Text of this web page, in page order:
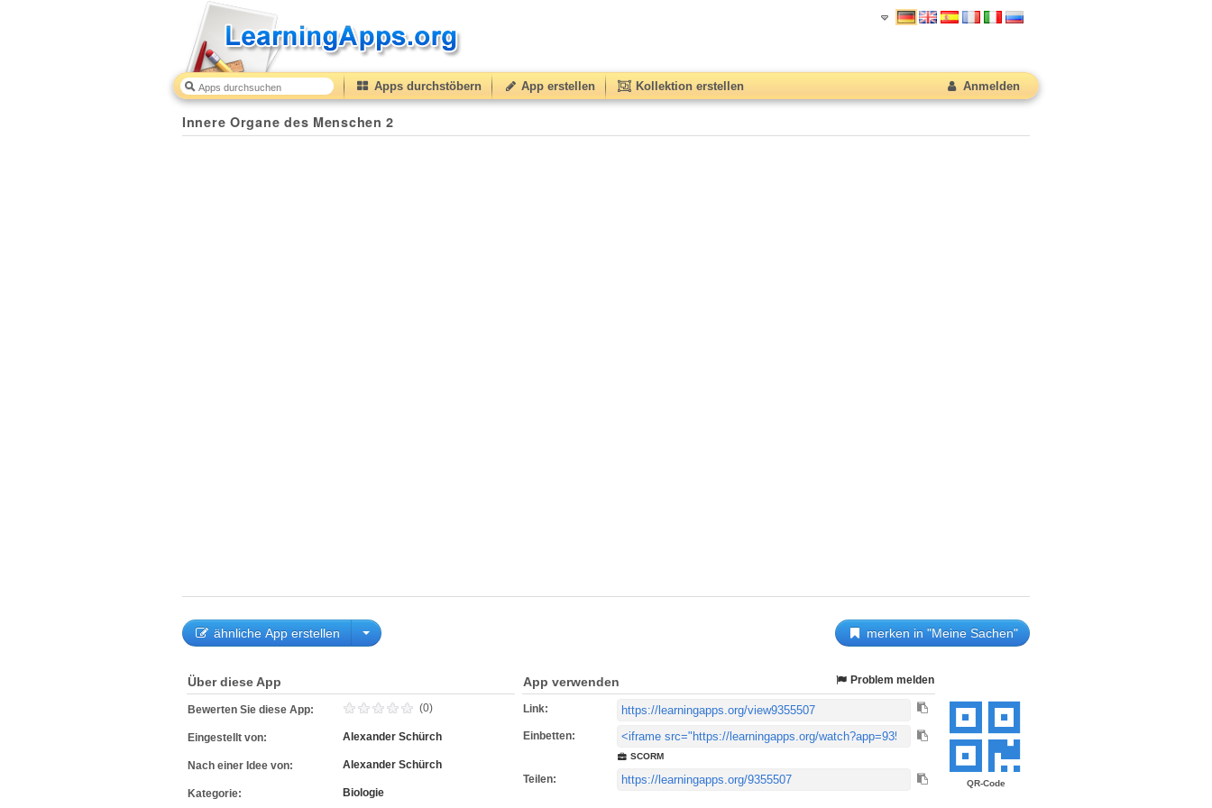
Apps durchstöbern App erstellen Kollektion erstellen Anmelden
Innere Organe des Menschen 2
ähnliche App erstellen merken in "Meine Sachen"
QR-Code
Über diese App
Bewerten Sie diese App: (0)
Eingestellt von: Alexander Schürch
Nach einer Idee von: Alexander Schürch
Kategorie: Biologie
App verwenden Problem melden
Link:
Einbetten:
SCORM
Teilen: